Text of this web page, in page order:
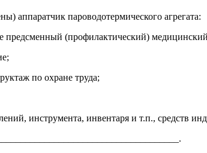
аппаратчик пароводотермического агрегата:
предсменный (профилактический)
по охране труда;
инструмента, инвентаря и т.п., средств